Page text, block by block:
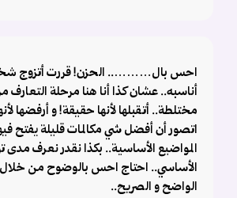
احس بال……….. الحزن! قررت أتزوج
أناسبه.. عشان كذا أنا هنا مرحلة التعارف
مختلطة.. أتقبلها لأنها حقيقة! و أرفضها
اتصور أن أفضل شي مكالمات قليلة يفتح
المواضيع الأساسية.. بكذا نقدر نعرف مدى
الأساسي.. احتاج احس بالوضوح من
الواضح و الصريح..